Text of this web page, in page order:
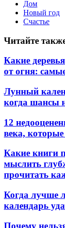
Дом
Новый год
Счастье
Читайте
Какие
от огня:
Лунный
когда шансы
12
века,
Какие книги
мыслить
прочитать
Когда лучше
календарь
Почему